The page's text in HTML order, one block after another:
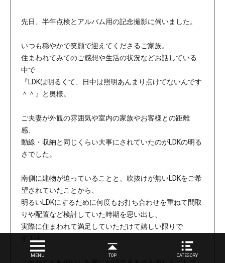
先日、半年点検とアルバム用の記念撮影に伺いました。
いつも穏やかで笑顔で迎えてくださるご家族。
住まわれてみてのご感想や生活の状況などお話している
中で
『LDKは明るくて、日中は照明あんまり点けてないんです
＾＾』と奥様。
ご夫妻が外観の雰囲気や室内の家族やお客様との距離
感、
動線・収納と同じくらい大事にされていたのがLDKの明る
さでした。
南側に建物が迫っていることと、吹抜けが無いLDKをご希
望されていたことから、
明るいLDKにするために何度もお打ち合わせを重ねて間取
りや配置など検討していた時期を思い出し、
実際に住まわれて満足していただけて嬉しい限りで
す！！
MENU TOP CATEGORY